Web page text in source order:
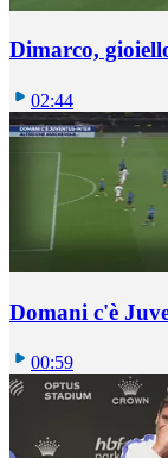
Dimarco,
02:44
Domani c'è
00:59